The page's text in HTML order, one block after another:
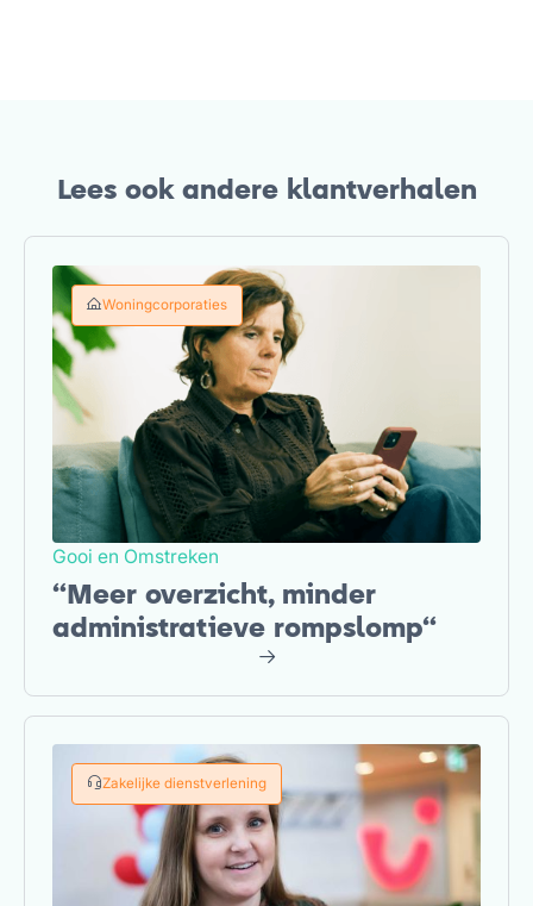
Lees ook andere klantverhalen
Woningcorporaties
Gooi en Omstreken
“Meer overzicht, minder
administratieve rompslomp“
Zakelijke dienstverlening